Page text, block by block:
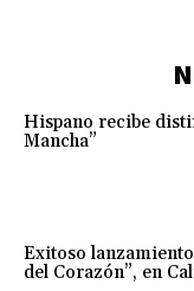
Hispano recibe
Mancha”
Exitoso
del Corazón”, en